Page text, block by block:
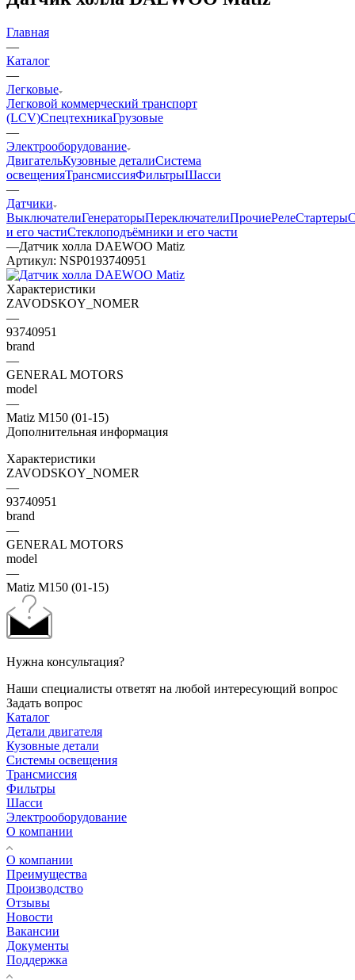
Главная
—
Каталог
—
Легковые
Легковой коммерческий транспорт
(LCV)СпецтехникаГрузовые
—
Электрооборудование
ДвигательКузовные деталиСистема
освещенияТрансмиссияФильтрыШасси
—
Датчики
ВыключателиГенераторыПереключателиПрочиеРелеСтартеры
и его частиСтеклоподъёмники и его части
—Датчик холла DAEWOO Matiz
Артикул: NSP0193740951
Характеристики
ZAVODSKOY_NOMER
—
93740951
brand
—
GENERAL MOTORS
model
—
Matiz M150 (01-15)
Дополнительная информация
Характеристики
ZAVODSKOY_NOMER
—
93740951
brand
—
GENERAL MOTORS
model
—
Matiz M150 (01-15)
Нужна консультация?
Наши специалисты ответят на любой интересующий вопрос
Задать вопрос
Каталог
Детали двигателя
Кузовные детали
Системы освещения
Трансмиссия
Фильтры
Шасси
Электрооборудование
О компании
О компании
Преимущества
Производство
Отзывы
Новости
Вакансии
Документы
Поддержка